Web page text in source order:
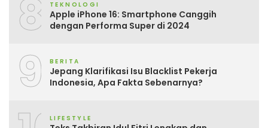
8 TEKNOLOGI
Apple iPhone 16: Smartphone Canggih
dengan Performa Super di 2024
9 BERITA
Jepang Klarifikasi Isu Blacklist Pekerja
Indonesia, Apa Fakta Sebenarnya?
LIFESTYLE